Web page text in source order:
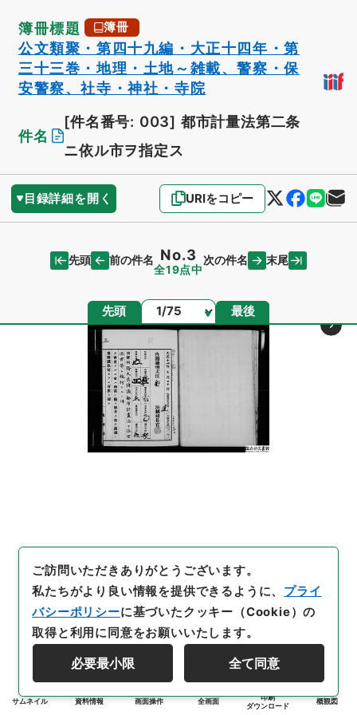
簿冊標題 簿冊
公文類聚・第四十九編・大正十四年・第
三十三巻・地理・土地～雑載、警察・保
安警察、社寺・神社・寺院
件名
[件名番号: 003] 都市計量法第二条
ニ依ル市ヲ指定ス
目録詳細を開く URIをコピー
先頭 前の件名 No.3
全19点中
次の件名 末尾
先頭 ページ 最後
サムネイル 資料情報 画面操作 全画面
印刷
ダウンロード
概観図
ご訪問いただきありがとうございます。
私たちがより良い情報を提供できるように、 プライ
バシーポリシーに基づいたクッキー（Cookie）の
取得と利用に同意をお願いいたします。
必要最小限 全て同意